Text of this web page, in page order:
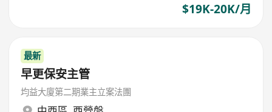
$19K-20K/月
最新
早更保安主管
均益大廈第二期業主立案法團